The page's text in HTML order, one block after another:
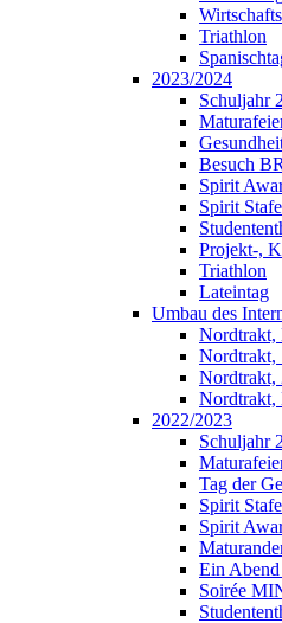
Triathlon
2023/2024
Schuljahr
Besuch
Spirit
Spirit
Projekt-,
Triathlon
Lateintag
Umbau des
Nordtrakt,
Nordtrakt,
Nordtrakt,
Nordtrakt,
2022/2023
Schuljahr
Tag der
Spirit
Spirit
Ein
Soirée